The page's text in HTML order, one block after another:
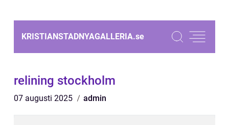
KRISTIANSTADNYAGALLERIA.se
relining stockholm
07 augusti 2025 admin